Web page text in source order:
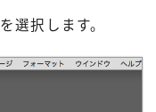
を選択します。